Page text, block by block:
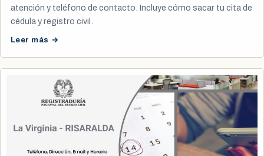
atención y teléfono de contacto. Incluye cómo sacar tu cita de
cédula y registro civil.
Leer más →